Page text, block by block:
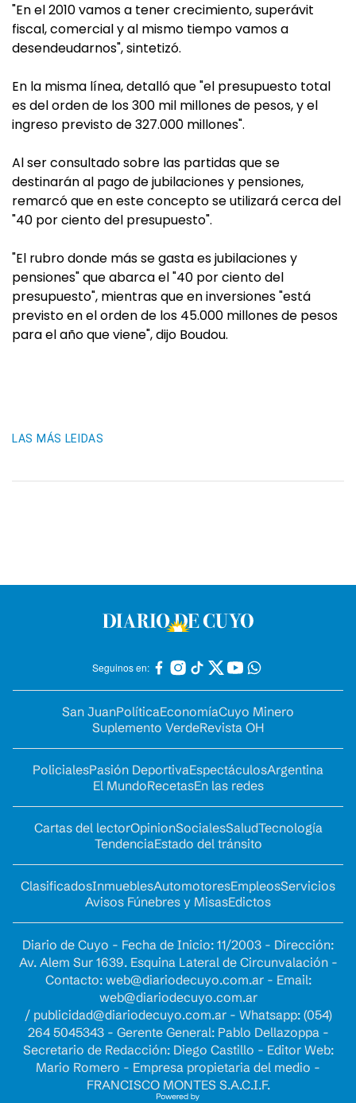
"En el 2010 vamos a tener crecimiento, superávit
fiscal, comercial y al mismo tiempo vamos a
desendeudarnos", sintetizó.
En la misma línea, detalló que "el presupuesto total
es del orden de los 300 mil millones de pesos, y el
ingreso previsto de 327.000 millones".
Al ser consultado sobre las partidas que se
destinarán al pago de jubilaciones y pensiones,
remarcó que en este concepto se utilizará cerca del
"40 por ciento del presupuesto".
"El rubro donde más se gasta es jubilaciones y
pensiones" que abarca el "40 por ciento del
presupuesto", mientras que en inversiones "está
previsto en el orden de los 45.000 millones de pesos
para el año que viene", dijo Boudou.
LAS MÁS LEIDAS
Seguinos en:
San JuanPolíticaEconomíaCuyo Minero
Suplemento VerdeRevista OH
PolicialesPasión DeportivaEspectáculosArgentina
El MundoRecetasEn las redes
Cartas del lectorOpinionSocialesSaludTecnología
TendenciaEstado del tránsito
ClasificadosInmueblesAutomotoresEmpleosServicios
Avisos Fúnebres y MisasEdictos
Diario de Cuyo - Fecha de Inicio: 11/2003 - Dirección:
Av. Alem Sur 1639. Esquina Lateral de Circunvalación -
Contacto: web@diariodecuyo.com.ar- Email:
web@diariodecuyo.com.ar
/ publicidad@diariodecuyo.com.ar- Whatsapp: (054)
264 5045343 - Gerente General: Pablo Dellazoppa -
Secretario de Redacción: Diego Castillo - Editor Web:
Mario Romero - Empresa propietaria del medio -
FRANCISCO MONTES S.A.C.I.F.